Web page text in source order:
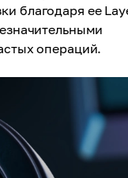
благодаря ее
операций.